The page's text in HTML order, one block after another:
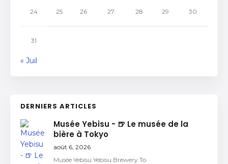
24 25 26 27 28 29 30
31
« Juil
DERNIERS ARTICLES
Musée Yebisu - 🍺 Le musée de la
bière à Tokyo
août 6, 2026
Musée Yebisu Yebisu Brewery To